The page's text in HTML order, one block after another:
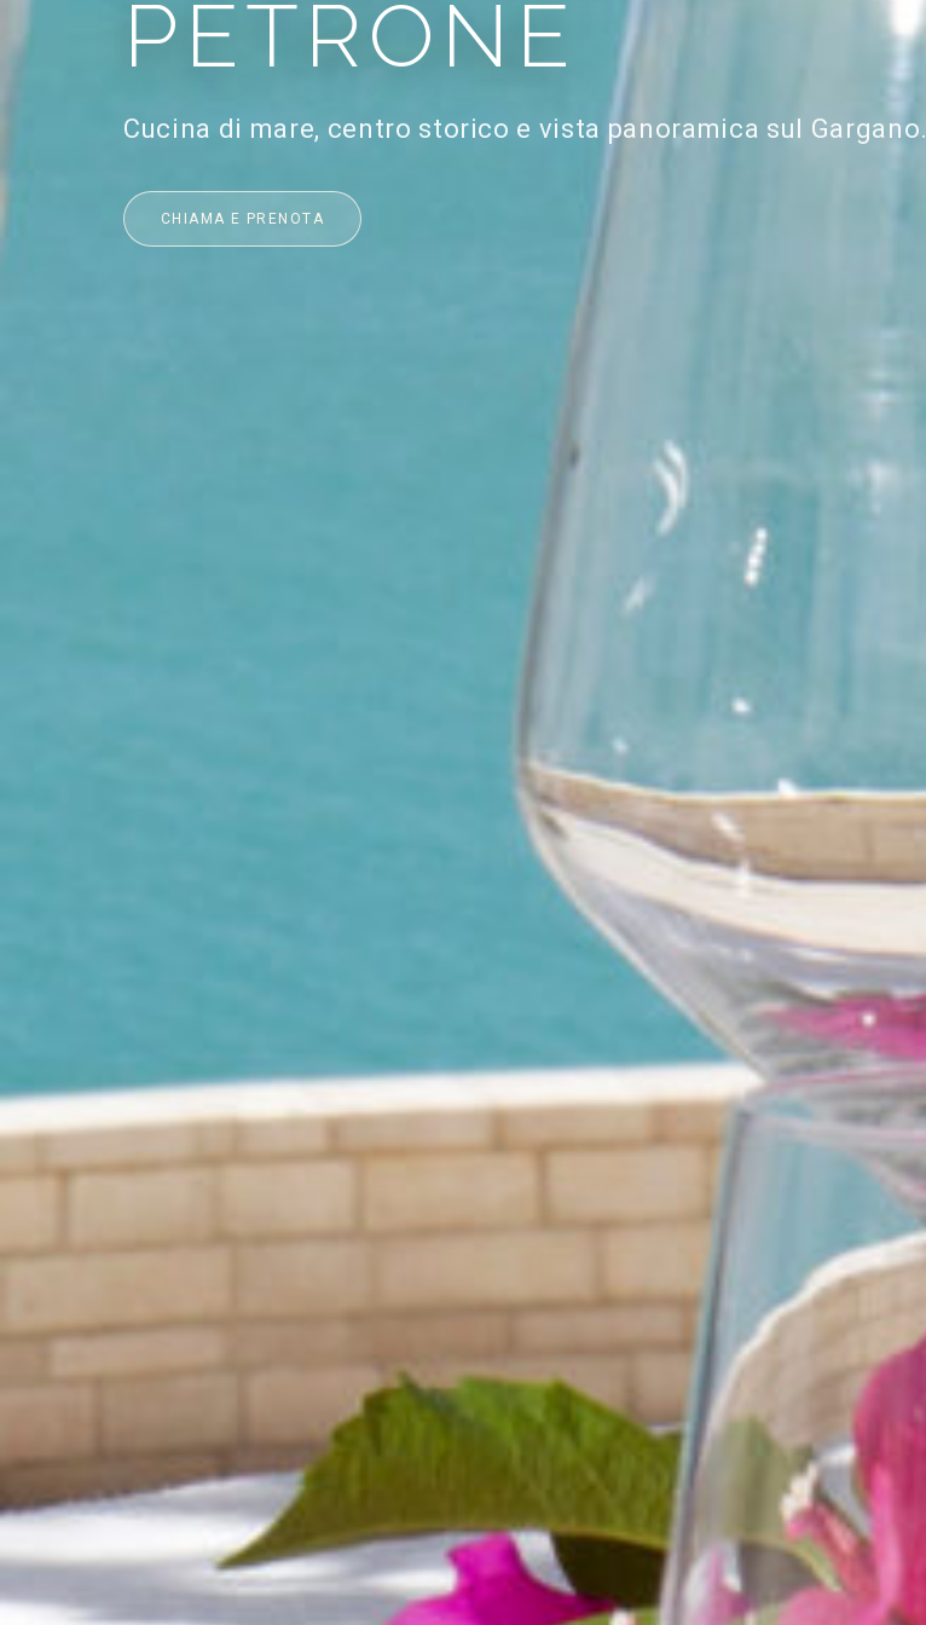
PETRONE
Cucina di mare, centro storico e vista panoramica sul Gargano.
CHIAMA E PRENOTA